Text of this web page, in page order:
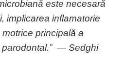
este necesară
implicarea inflamatorie
principală a
— Sedghi